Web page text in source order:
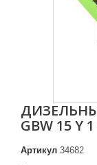
GBW 15 Y
Артикул 34682